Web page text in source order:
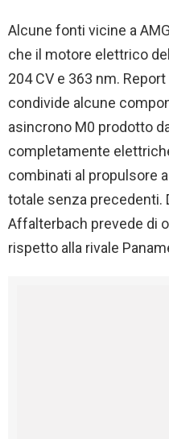
Alcune fonti vicine a
che il motore elettrico
204 CV e 363 nm.
condivide alcune
asincrono M0 prodotto
completamente
combinati al propulsore
totale senza precedenti.
Affalterbach prevede di
rispetto alla rivale